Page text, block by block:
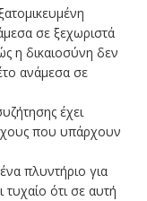
σε ξεχωριστά
η δικαιοσύνη δεν
ανάμεσα σε
έχει
που υπάρχουν
πλυντήριο για
τυχαίο ότι σε αυτή